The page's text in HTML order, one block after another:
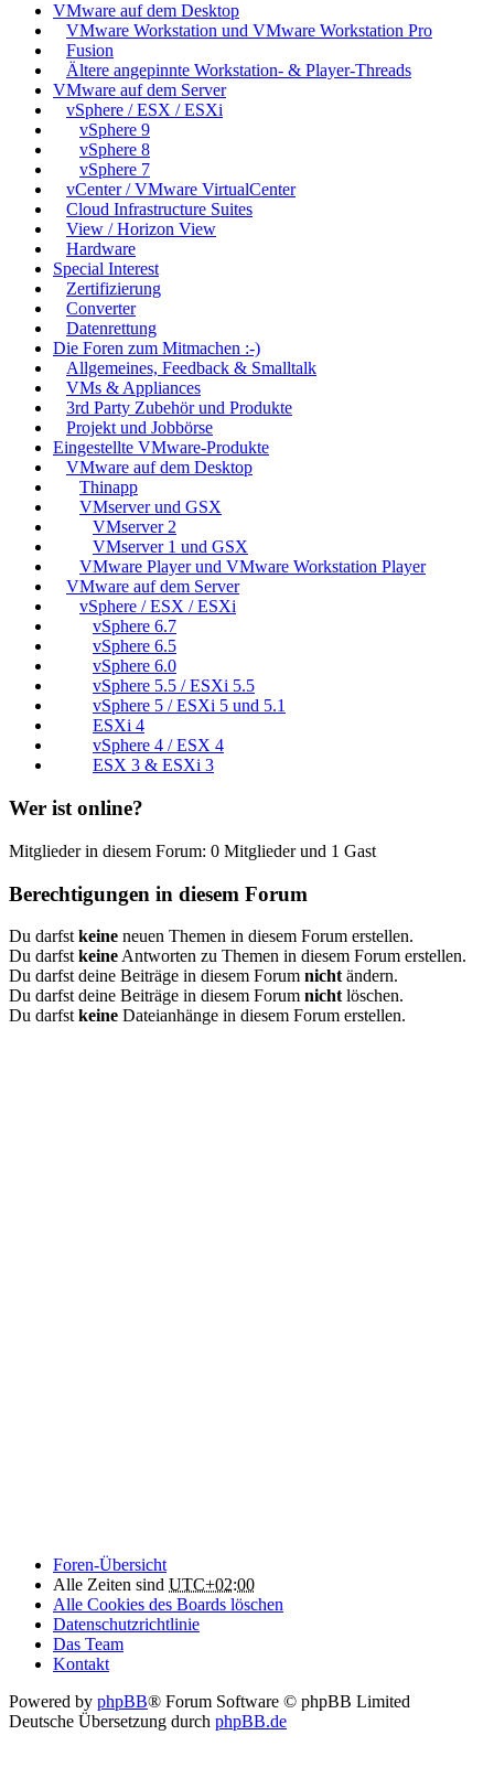
VMware auf dem Desktop
VMware Workstation und VMware Workstation Pro
Fusion
Ältere angepinnte Workstation- & Player-Threads
VMware auf dem Server
vSphere / ESX / ESXi
vSphere 9
vSphere 8
vSphere 7
vCenter / VMware VirtualCenter
Cloud Infrastructure Suites
View / Horizon View
Hardware
Special Interest
Zertifizierung
Converter
Datenrettung
Die Foren zum Mitmachen :-)
Allgemeines, Feedback & Smalltalk
VMs & Appliances
3rd Party Zubehör und Produkte
Projekt und Jobbörse
Eingestellte VMware-Produkte
VMware auf dem Desktop
Thinapp
VMserver und GSX
VMserver 2
VMserver 1 und GSX
VMware Player und VMware Workstation Player
VMware auf dem Server
vSphere / ESX / ESXi
vSphere 6.7
vSphere 6.5
vSphere 6.0
vSphere 5.5 / ESXi 5.5
vSphere 5 / ESXi 5 und 5.1
ESXi 4
vSphere 4 / ESX 4
ESX 3 & ESXi 3
Wer ist online?
Mitglieder in diesem Forum: 0 Mitglieder und 1 Gast
Berechtigungen in diesem Forum
Du darfst keine neuen Themen in diesem Forum erstellen.
Du darfst keine Antworten zu Themen in diesem Forum erstellen.
Du darfst deine Beiträge in diesem Forum nicht ändern.
Du darfst deine Beiträge in diesem Forum nicht löschen.
Du darfst keine Dateianhänge in diesem Forum erstellen.
Foren-Übersicht
Alle Zeiten sind UTC+02:00
Alle Cookies des Boards löschen
Datenschutzrichtlinie
Das Team
Kontakt
Powered by phpBB® Forum Software © phpBB Limited
Deutsche Übersetzung durch phpBB.de